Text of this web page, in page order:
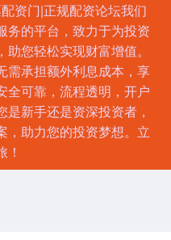
资门|正规配资论坛我们
务的平台，致力于为投资
您轻松实现财富增值。
需承担额外利息成本，享
全可靠，流程透明，开户
新手还是资深投资者，
，助力您的投资梦想。立